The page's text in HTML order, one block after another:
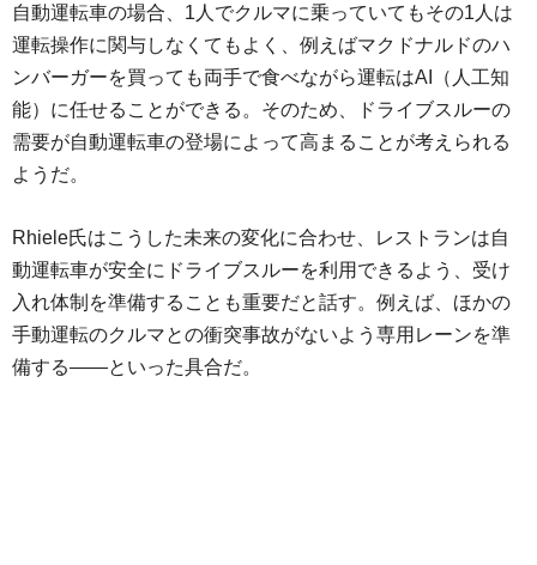
自動運転車の場合、1人でクルマに乗っていてもその1人は
運転操作に関与しなくてもよく、例えばマクドナルドのハ
ンバーガーを買っても両手で食べながら運転はAI（人工知
能）に任せることができる。そのため、ドライブスルーの
需要が自動運転車の登場によって高まることが考えられる
ようだ。
Rhiele氏はこうした未来の変化に合わせ、レストランは自
動運転車が安全にドライブスルーを利用できるよう、受け
入れ体制を準備することも重要だと話す。例えば、ほかの
手動運転のクルマとの衝突事故がないよう専用レーンを準
備する——といった具合だ。